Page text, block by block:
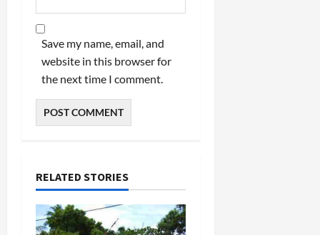
Save my name, email, and
website in this browser for
the next time I comment.
RELATED STORIES